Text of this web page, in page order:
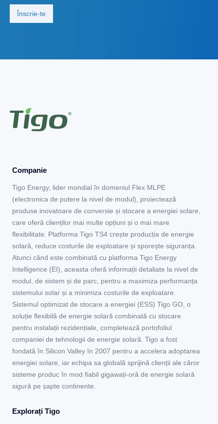
Companie
Tigo Energy, lider mondial în domeniul Flex MLPE
(electronica de putere la nivel de modul), proiectează
produse inovatoare de conversie și stocare a energiei solare,
care oferă clienților mai multe opțiuni și o mai mare
flexibilitate. Platforma Tigo TS4 crește producția de energie
solară, reduce costurile de exploatare și sporește siguranța.
Atunci când este combinată cu platforma Tigo Energy
Intelligence (EI), aceasta oferă informații detaliate la nivel de
modul, de sistem și de parc, pentru a maximiza performanța
sistemului solar și a minimiza costurile de exploatare.
Sistemul optimizat de stocare a energiei (ESS) Tigo GO, o
soluție flexibilă de energie solară combinată cu stocare
pentru instalații rezidențiale, completează portofoliul
companiei de tehnologii de energie solară. Tigo a fost
fondată în Silicon Valley în 2007 pentru a accelera adoptarea
energiei solare, iar echipa sa globală sprijină clienții ale căror
sisteme produc în mod fiabil gigawați-oră de energie solară
sigură pe șapte continente.
Explorați Tigo